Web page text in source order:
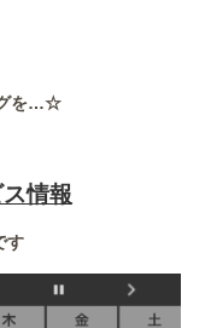
グを…☆
情報
す